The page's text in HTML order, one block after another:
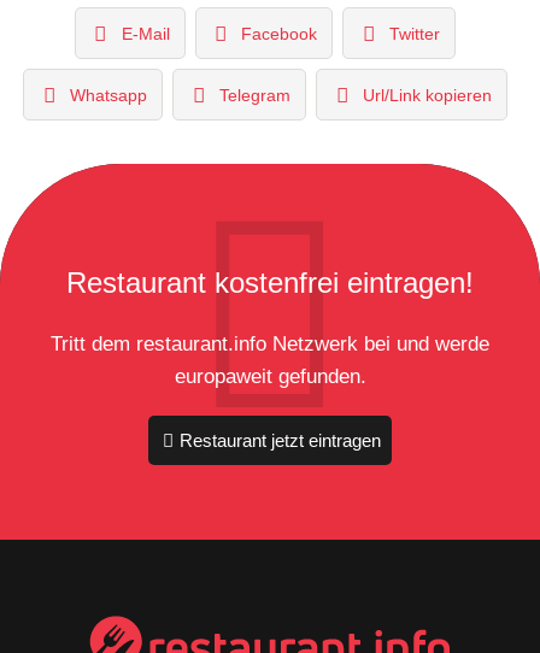
E-Mail Facebook Twitter
Whatsapp Telegram Url/Link kopieren
Restaurant kostenfrei eintragen!
Tritt dem restaurant.info Netzwerk bei und werde
europaweit gefunden.
Restaurant jetzt eintragen